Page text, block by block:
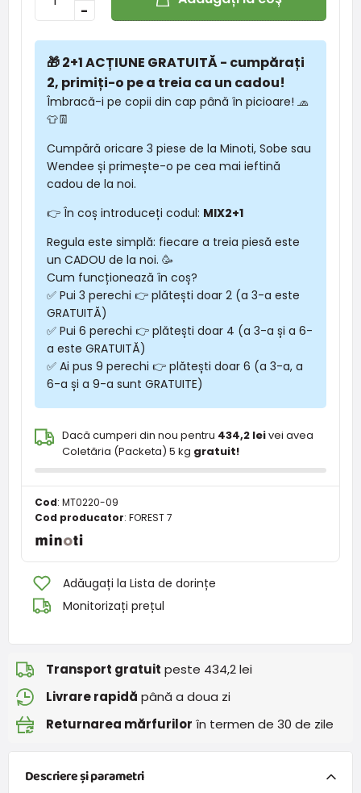
-
🎁 2+1 ACȚIUNE GRATUITĂ - cumpărați
2, primiți-o pe a treia ca un cadou!
Îmbracă-i pe copii din cap până în picioare! 🧢
👕👖
Cumpără oricare 3 piese de la Minoti, Sobe sau
Wendee și primește-o pe cea mai ieftină
cadou de la noi.
👉 În coș introduceți codul: MIX2+1
Regula este simplă: fiecare a treia piesă este
un CADOU de la noi. 🥳
Cum funcționează în coș?
✅ Pui 3 perechi 👉 plătești doar 2 (a 3-a este
GRATUITĂ)
✅ Pui 6 perechi 👉 plătești doar 4 (a 3-a și a 6-
a este GRATUITĂ)
✅ Ai pus 9 perechi 👉 plătești doar 6 (a 3-a, a
6-a și a 9-a sunt GRATUITE)
Dacă cumperi din nou pentru 434,2 leivei avea
Coletăria (Packeta) 5 kg gratuit!
Cod: MT0220-09
Cod producator: FOREST 7
Adăugați la Lista de dorințe
Monitorizați prețul
Transport gratuit peste 434,2 lei
Livrare rapidă până a doua zi
Returnarea mărfurilor în termen de 30 de zile
Descriere și parametri